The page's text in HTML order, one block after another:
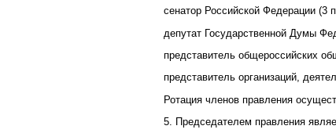
сенатор Российской Федерации (3
депутат Государственной Думы
представитель общероссийских
представитель организаций,
Ротация членов правления
5. Председателем правления